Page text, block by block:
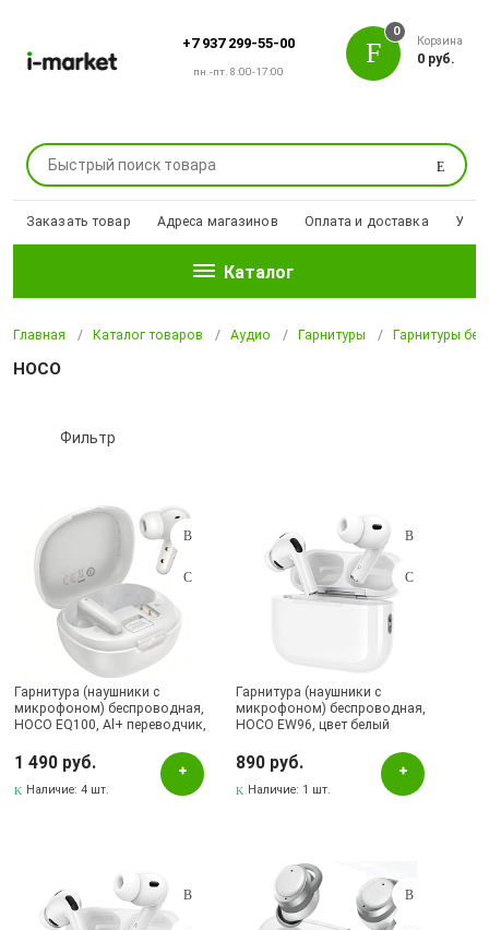
+7 937 299-55-00
пн.-пт. 8:00-17:00
Поиск
0
Корзина
0 руб.
Заказать товар Адреса магазинов Оплата и доставка
Каталог
Главная Каталог товаров Аудио Гарнитуры Гарнитуры
HOCO
Фильтр
Подбор параметров
Розничная цена
Цвет
Белый
Фиолетовый
Черный
Гарнитура (наушники с
микрофоном) беспроводная,
HOCO EQ100, Al+ переводчик,
1 490 руб.
Наличие:4 шт.
Гарнитура (наушники с
микрофоном) беспроводная,
HOCO EW96, цвет белый
890 руб.
Наличие: 1 шт.